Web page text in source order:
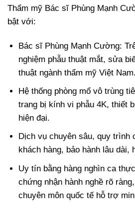
Thẩm mỹ Bác sĩ Phùng Mạnh
bật với:
Bác sĩ Phùng Mạnh Cường:
nghiệm phẫu thuật mắt, sửa
thuật ngành thẩm mỹ Việt Nam.
Hệ thống phòng mổ vô trùng
trang bị kính vi phẫu 4K, thiết
hiện đại.
Dịch vụ chuyên sâu, quy trình
khách hàng, bảo hành lâu dài,
Uy tín bằng hàng nghìn ca
chứng nhận hành nghề rõ
chuyên môn quốc tế hỗ trợ